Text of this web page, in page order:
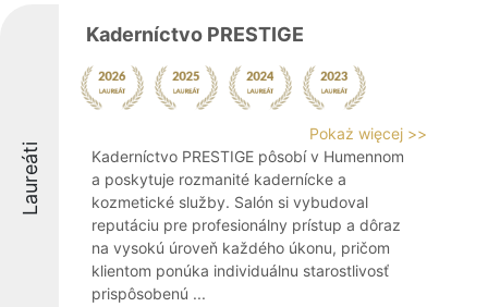
Laureáti
Kaderníctvo PRESTIGE
Pokaż więcej >>
Kaderníctvo PRESTIGE pôsobí v Humennom
a poskytuje rozmanité kadernícke a
kozmetické služby. Salón si vybudoval
reputáciu pre profesionálny prístup a dôraz
na vysokú úroveň každého úkonu, pričom
klientom ponúka individuálnu starostlivosť
prispôsobenú ...